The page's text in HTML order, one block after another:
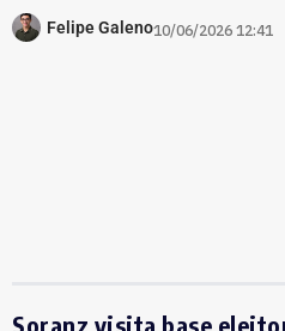
Felipe Galeno10/06/2026 12:41
Soranz visita base